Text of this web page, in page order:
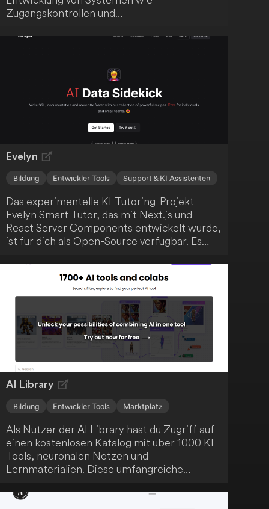
Zugangskontrollen und
die Integration von Gesichtsdetektion und -
Überwachungslösungen. Darüber hinaus
unterstützt das Toolkit die Implementierung
von Körpertemperaturmesssystemen unter
Nutzung der
Evelyn
Bildung Entwickler Tools Support & KI Assistenten
Das experimentelle KI-Tutoring-Projekt
Evelyn Smart Tutor, das mit Next.js und
React Server Components entwickelt wurde,
ist für dich als Open-Source verfügbar. Es
Benutzeroberflächen und bietet interaktive
Tutoring-Funktionen. Darüber hinaus gibt es
auch eine kommerzielle Version über
AI Library
Bildung Entwickler Tools Marktplatz
Als Nutzer der AI Library hast du Zugriff auf
einen kostenlosen Katalog mit über 1000 KI-
Tools, neuronalen Netzen und
Lernmaterialien. Diese umfangreiche
Intelligenz praktisch zu erforschen und